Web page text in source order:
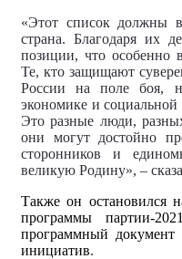
«Этот список должны
страна. Благодаря их
позиции, что особенно
Те, кто защищают
России на поле боя,
экономике и
Это разные люди,
они могут достойно
сторонников и
великую Родину», –
Также он остановился
программы партии-2021
программный документ
инициатив.